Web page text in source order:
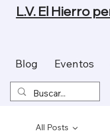
Blog Eventos
L.V. El Hierro
All Posts